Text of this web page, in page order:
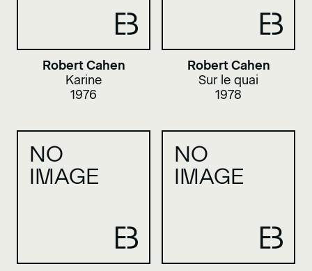
Robert Cahen
Karine
1976
Robert Cahen
Sur le quai
1978
NO
IMAGE
NO
IMAGE